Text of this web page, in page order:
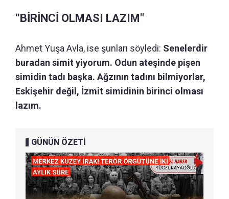
“BİRİNCİ OLMASI LAZIM"
Ahmet Yuşa Avla, ise şunları söyledi: Senelerdir
buradan simit yiyorum. Odun ateşinde pişen
simidin tadı başka. Ağzının tadını bilmiyorlar,
Eskişehir değil, İzmit simidinin birinci olması
lazım.
GÜNÜN ÖZETİ